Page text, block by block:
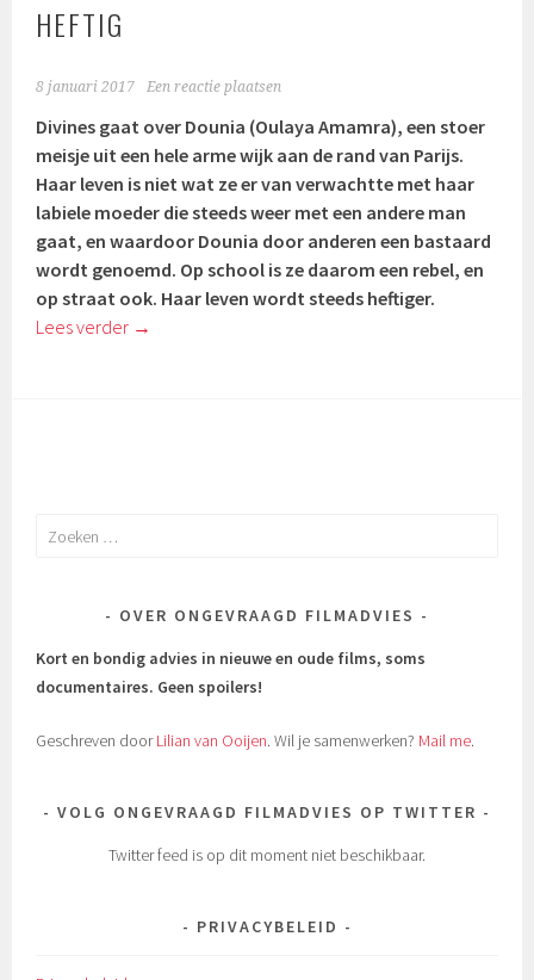
HEFTIG
8 januari 2017 Een reactie plaatsen
Divines gaat over Dounia (Oulaya Amamra), een stoer
meisje uit een hele arme wijk aan de rand van Parijs.
Haar leven is niet wat ze er van verwachtte met haar
labiele moeder die steeds weer met een andere man
gaat, en waardoor Dounia door anderen een bastaard
wordt genoemd. Op school is ze daarom een rebel, en
op straat ook. Haar leven wordt steeds heftiger.
Lees verder →
Zoeken
OVER ONGEVRAAGD FILMADVIES
Kort en bondig advies in nieuwe en oude films, soms
documentaires. Geen spoilers!
Geschreven doorLilian van Ooijen. Wil je samenwerken? Mail me.
VOLG ONGEVRAAGD FILMADVIES OP TWITTER
Twitter feed is op dit moment niet beschikbaar.
PRIVACYBELEID